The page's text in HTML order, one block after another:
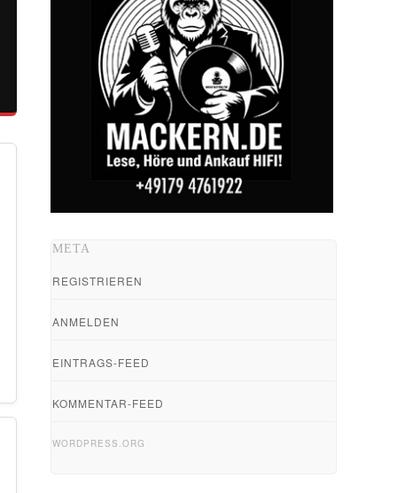
META
REGISTRIEREN
ANMELDEN
EINTRAGS-FEED
KOMMENTAR-FEED
WORDPRESS.ORG